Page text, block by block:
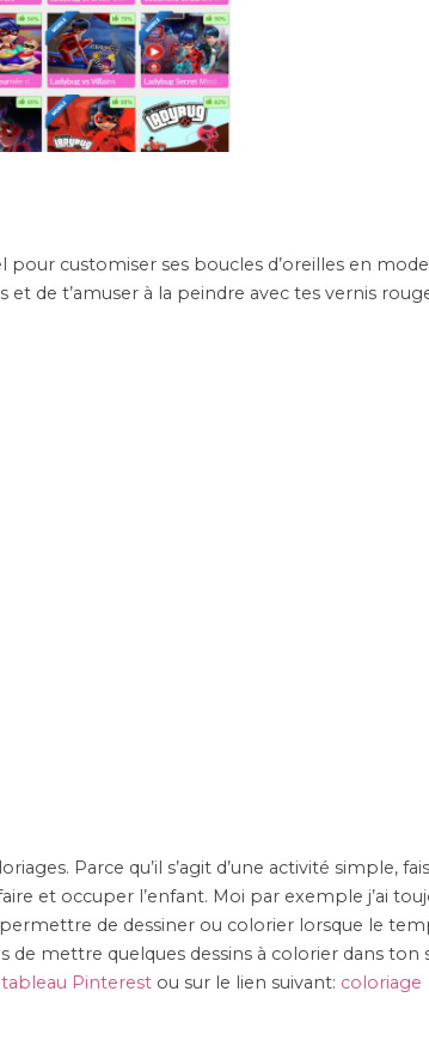
customiser ses boucles d’oreilles en mode
et de t’amuser à la peindre avec tes vernis
Parce qu’il s’agit d’une activité simple,
et occuper l’enfant. Moi par exemple j’ai
de dessiner ou colorier lorsque le
de mettre quelques dessins à colorier dans ton
Pinterest ou sur le lien suivant: coloriage